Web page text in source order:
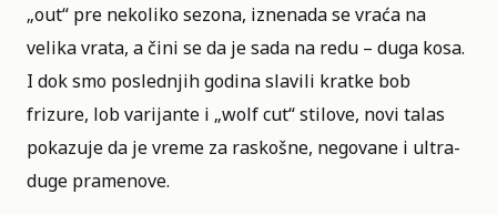
„out“ pre nekoliko sezona, iznenada se vraća na
velika vrata, a čini se da je sada na redu – duga kosa.
I dok smo poslednjih godina slavili kratke bob
frizure, lob varijante i „wolf cut“ stilove, novi talas
pokazuje da je vreme za raskošne, negovane i ultra-
duge pramenove.